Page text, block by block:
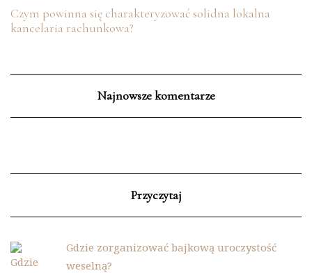
Czym powinna się charakteryzować solidna lokalna
kancelaria rachunkowa?
Najnowsze komentarze
Przyczytaj
Gdzie zorganizować bajkową uroczystość
weselną?